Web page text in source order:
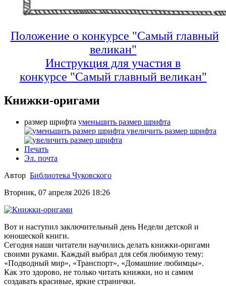
Положение о конкурсе "Самый главный
великан"
Инструкция для участия в
конкурсе "Самый главный великан"
Книжки-оригами
размер шрифта уменьшить размер шрифта
увеличить размер шрифта
Печать
Эл. почта
Автор Библиотека Чуковского
Вторник, 07 апреля 2026 18:26
Вот и наступил заключительный день Недели детской и
юношеской книги.
Сегодня наши читатели научились делать книжки-оригами
своими руками. Каждый выбрал для себя любимую тему:
«Подводный мир», «Транспорт», «Домашние любимцы».
Как это здорово, не только читать книжки, но и самим
создавать красивые, яркие странички.